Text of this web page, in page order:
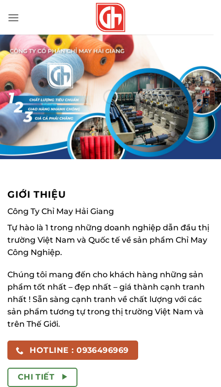
qua
dung
GIỚI THIỆU
Công Ty Chỉ May Hải Giang
Tự hào là 1 trong những doanh nghiệp dẫn đầu thị
trường Việt Nam và Quốc tế về sản phẩm Chỉ May
Công Nghiệp.
Chúng tôi mang đến cho khách hàng những sản
phẩm tốt nhất – đẹp nhất – giá thành cạnh tranh
nhất ! Sẵn sàng cạnh tranh về chất lượng với các
sản phẩm tương tự trong thị trường Việt Nam và
trên Thế Giới.
HOTLINE : 0936496969
CHI TIẾT